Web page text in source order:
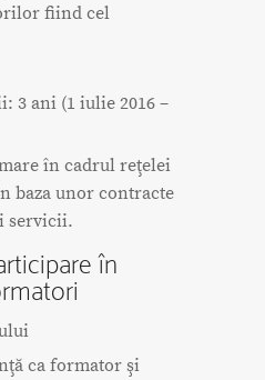
fiind cel
3 ani (1 iulie 2016 –
în cadrul reţelei
baza unor contracte
servicii.
în
ca formator şi